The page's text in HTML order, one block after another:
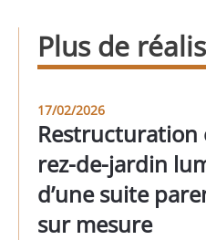
Plus de
17/02/2026
Restructuration
rez-de-jardin
d’une suite
sur mesure